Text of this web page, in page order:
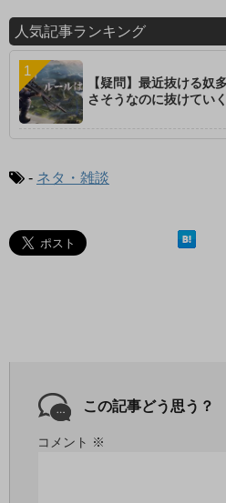
人気記事ランキング
【疑問】最近抜ける奴
さそうなのに抜けてい
- ネタ・雑談
この記事どう思う？
コメント ※